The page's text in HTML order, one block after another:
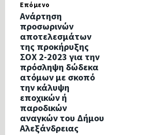
Επόμενο
Ανάρτηση
προσωρινών
αποτελεσμάτων
της προκήρυξης
ΣΟΧ 2-2023 για την
πρόσληψη δώδεκα
ατόμων με σκοπό
την κάλυψη
εποχικών ή
παροδικών
αναγκών του Δήμου
Αλεξάνδρειας